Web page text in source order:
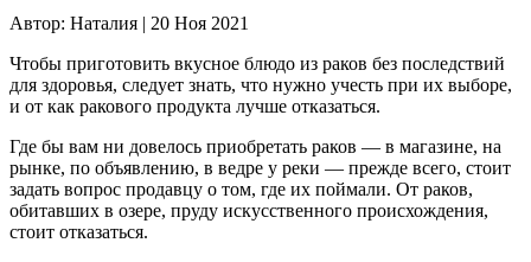
Автор: Наталия | 20 Ноя 2021
Чтобы приготовить вкусное блюдо из раков без последствий
для здоровья, следует знать, что нужно учесть при их выборе,
и от как ракового продукта лучше отказаться.
Где бы вам ни довелось приобретать раков — в магазине, на
рынке, по объявлению, в ведре у реки — прежде всего, стоит
задать вопрос продавцу о том, где их поймали. От раков,
обитавших в озере, пруду искусственного происхождения,
стоит отказаться.